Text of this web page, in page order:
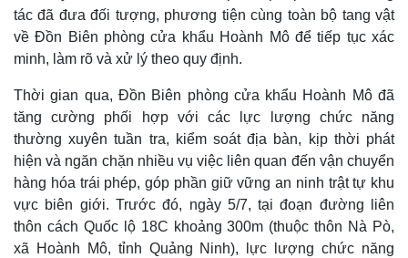
Thế giới
Quan sát
Cuộc sống đó đây
Multimedia
Video
Ảnh
tác đã đưa đối tượng, phương tiện cùng toàn bộ tang vật
về Đồn Biên phòng cửa khẩu Hoành Mô để tiếp tục xác
minh, làm rõ và xử lý theo quy định.
Thời gian qua, Đồn Biên phòng cửa khẩu Hoành Mô đã
tăng cường phối hợp với các lực lượng chức năng
thường xuyên tuần tra, kiểm soát địa bàn, kịp thời phát
hiện và ngăn chặn nhiều vụ việc liên quan đến vận chuyển
hàng hóa trái phép, góp phần giữ vững an ninh trật tự khu
vực biên giới. Trước đó, ngày 5/7, tại đoạn đường liên
thôn cách Quốc lộ 18C khoảng 300m (thuộc thôn Nà Pò,
xã Hoành Mô, tỉnh Quảng Ninh), lực lượng chức năng